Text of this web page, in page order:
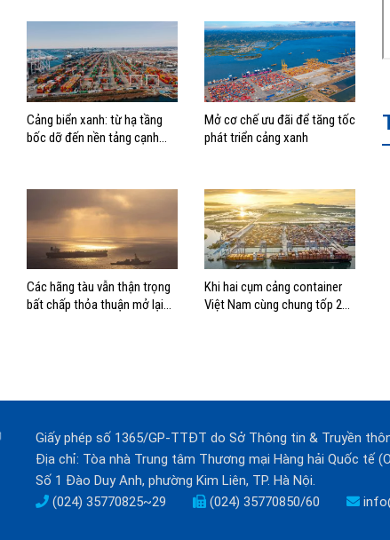
Cảng biển xanh: từ hạ tầng
bốc dỡ đến nền tảng cạnh
Mở cơ chế ưu đãi để tăng tốc
phát triển cảng xanh
Các hãng tàu vẫn thận trọng
bất chấp thỏa thuận mở lại
Khi hai cụm cảng container
Việt Nam cùng chung tốp 20
Giấy phép số 1365/GP-TTĐT do Sở Thông tin & Truyền
Địa chỉ: Tòa nhà Trung tâm Thương mại Hàng hải Quốc tế
Số 1 Đào Duy Anh, phường Kim Liên, TP. Hà Nội.
(024) 35770825~29
(024) 35770850/60